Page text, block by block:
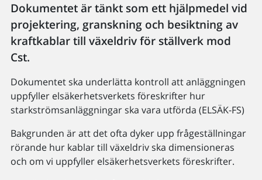
Dokumentet är tänkt som ett hjälpmedel vid
projektering, granskning och besiktning av
kraftkablar till växeldriv för ställverk mod
Cst.
Dokumentet ska underlätta kontroll att anläggningen
uppfyller elsäkerhetsverkets föreskrifter hur
starkströmsanläggningar ska vara utförda (ELSÄK-FS)
Bakgrunden är att det ofta dyker upp frågeställningar
rörande hur kablar till växeldriv ska dimensioneras
och om vi uppfyller elsäkerhetsverkets föreskrifter.